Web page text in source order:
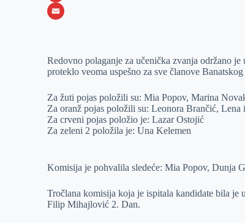
o
e
e
r
k
I
n
b
h
s
A
p
p
X
a
i
l
Redovno polaganje za učenička zvanja održano
proteklo veoma uspešno za sve članove
Za žuti pojas položili su: Mia Popov, Marina
Za oranž pojas položili su: Leonora Brančić,
Za crveni pojas položio je: Lazar Ostojić
Za zeleni 2 položila je: Una Kelemen
Komisija je pohvalila sledeće: Mia Popov, Dunja
Tročlana komisija koja je ispitala kandidate bila
Filip Mihajlović 2. Dan.